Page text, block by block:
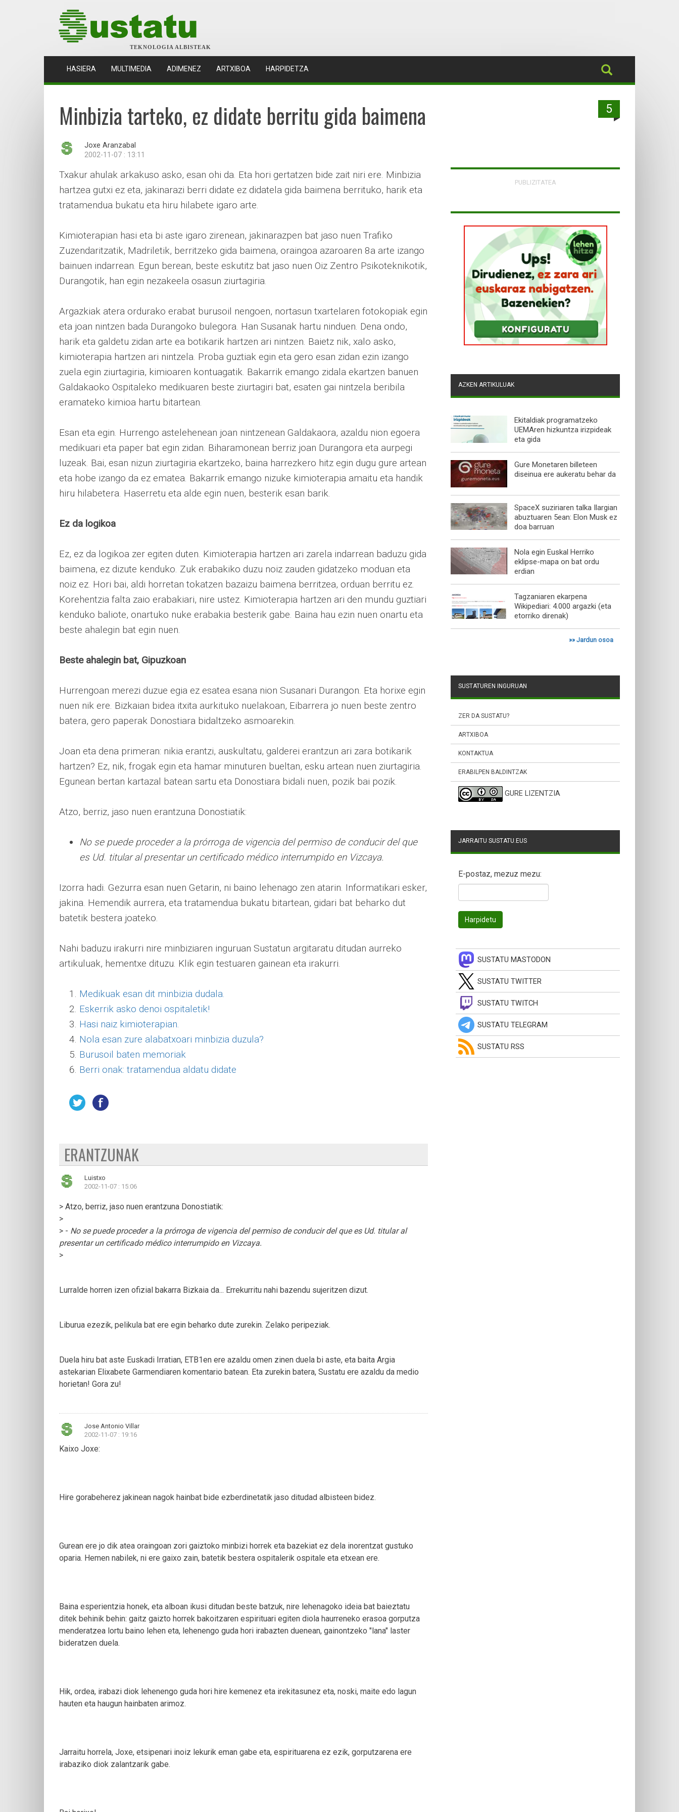
TEKNOLOGIA ALBISTEAK
HASIERA (CURRENT)
MULTIMEDIA ADIMENEZ ARTXIBOA HARPIDETZA
5
Minbizia tarteko, ez didate berritu gida baimena
Joxe Aranzabal
2002-11-07 : 13:11
Txakur ahulak arkakuso asko, esan ohi da. Eta hori gertatzen bide zait niri ere. Minbizia
hartzea gutxi ez eta, jakinarazi berri didate ez didatela gida baimena berrituko, harik eta
tratamendua bukatu eta hiru hilabete igaro arte.
Kimioterapian hasi eta bi aste igaro zirenean, jakinarazpen bat jaso nuen Trafiko
Zuzendaritzatik, Madriletik, berritzeko gida baimena, oraingoa azaroaren 8a arte izango
bainuen indarrean. Egun berean, beste eskutitz bat jaso nuen Oiz Zentro Psikoteknikotik,
Durangotik, han egin nezakeela osasun ziurtagiria.
Argazkiak atera ordurako erabat burusoil nengoen, nortasun txartelaren fotokopiak egin
eta joan nintzen bada Durangoko bulegora. Han Susanak hartu ninduen. Dena ondo,
harik eta galdetu zidan arte ea botikarik hartzen ari nintzen. Baietz nik, xalo asko,
kimioterapia hartzen ari nintzela. Proba guztiak egin eta gero esan zidan ezin izango
zuela egin ziurtagiria, kimioaren kontuagatik. Bakarrik emango zidala ekartzen banuen
Galdakaoko Ospitaleko medikuaren beste ziurtagiri bat, esaten gai nintzela beribila
eramateko kimioa hartu bitartean.
Esan eta egin. Hurrengo astelehenean joan nintzenean Galdakaora, azaldu nion egoera
medikuari eta paper bat egin zidan. Biharamonean berriz joan Durangora eta aurpegi
luzeak. Bai, esan nizun ziurtagiria ekartzeko, baina harrezkero hitz egin dugu gure artean
eta hobe izango da ez ematea. Bakarrik emango nizuke kimioterapia amaitu eta handik
hiru hilabetera. Haserretu eta alde egin nuen, besterik esan barik.
Ez da logikoa
Ez, ez da logikoa zer egiten duten. Kimioterapia hartzen ari zarela indarrean baduzu gida
baimena, ez dizute kenduko. Zuk erabakiko duzu noiz zauden gidatzeko moduan eta
noiz ez. Hori bai, aldi horretan tokatzen bazaizu baimena berritzea, orduan berritu ez.
Korehentzia falta zaio erabakiari, nire ustez. Kimioterapia hartzen ari den mundu guztiari
kenduko baliote, onartuko nuke erabakia besterik gabe. Baina hau ezin nuen onartu eta
beste ahalegin bat egin nuen.
Beste ahalegin bat, Gipuzkoan
Hurrengoan merezi duzue egia ez esatea esana nion Susanari Durangon. Eta horixe egin
nuen nik ere. Bizkaian bidea itxita aurkituko nuelakoan, Eibarrera jo nuen beste zentro
batera, gero paperak Donostiara bidaltzeko asmoarekin.
Joan eta dena primeran: nikia erantzi, auskultatu, galderei erantzun ari zara botikarik
hartzen? Ez, nik, frogak egin eta hamar minuturen bueltan, esku artean nuen ziurtagiria.
Egunean bertan kartazal batean sartu eta Donostiara bidali nuen, pozik bai pozik.
Atzo, berriz, jaso nuen erantzuna Donostiatik:
No se puede proceder a la prórroga de vigencia del permiso de conducir del que
es Ud. titular al presentar un certificado médico interrumpido en Vizcaya.
Izorra hadi. Gezurra esan nuen Getarin, ni baino lehenago zen atarin. Informatikari esker,
jakina. Hemendik aurrera, eta tratamendua bukatu bitartean, gidari bat beharko dut
batetik bestera joateko.
Nahi baduzu irakurri nire minbiziaren inguruan Sustatun argitaratu ditudan aurreko
artikuluak, hementxe dituzu. Klik egin testuaren gainean eta irakurri.
Medikuak esan dit minbizia dudala.
Eskerrik asko denoi ospitaletik!
Hasi naiz kimioterapian.
Nola esan zure alabatxoari minbizia duzula?
Burusoil baten memoriak
Berri onak: tratamendua aldatu didate
ERANTZUNAK
Luistxo
2002-11-07 : 15:06
> Atzo, berriz, jaso nuen erantzuna Donostiatik:
>
> - No se puede proceder a la prórroga de vigencia del permiso de conducir del que es Ud. titular al
presentar un certificado médico interrumpido en Vizcaya.
>
Lurralde horren izen ofizial bakarra Bizkaia da... Errekurritu nahi bazendu sujeritzen dizut.
Liburua ezezik, pelikula bat ere egin beharko dute zurekin. Zelako peripeziak.
Duela hiru bat aste Euskadi Irratian, ETB1en ere azaldu omen zinen duela bi aste, eta baita Argia
astekarian Elixabete Garmendiaren komentario batean. Eta zurekin batera, Sustatu ere azaldu da medio
horietan! Gora zu!
Jose Antonio Villar
2002-11-07 : 19:16
Kaixo Joxe:
Hire gorabeherez jakinean nagok hainbat bide ezberdinetatik jaso ditudad albisteen bidez.
Gurean ere jo dik atea oraingoan zori gaiztoko minbizi horrek eta bazekiat ez dela inorentzat gustuko
oparia. Hemen nabilek, ni ere gaixo zain, batetik bestera ospitalerik ospitale eta etxean ere.
Baina esperientzia honek, eta alboan ikusi ditudan beste batzuk, nire lehenagoko ideia bat baieztatu
ditek behinik behin: gaitz gaizto horrek bakoitzaren espirituari egiten diola haurreneko erasoa gorputza
menderatzea lortu baino lehen eta, lehenengo guda hori irabazten duenean, gainontzeko "lana" laster
bideratzen duela.
Hik, ordea, irabazi diok lehenengo guda hori hire kemenez eta irekitasunez eta, noski, maite edo lagun
hauten eta haugun hainbaten arimoz.
Jarraitu horrela, Joxe, etsipenari inoiz lekurik eman gabe eta, espirituarena ez ezik, gorputzarena ere
irabaziko diok zalantzarik gabe.
PUBLIZITATEA
AZKEN ARTIKULUAK
Ekitaldiak programatzeko
UEMAren hizkuntza irizpideak
eta gida
Gure Monetaren billeteen
diseinua ere aukeratu behar da
SpaceX suziriaren talka Ilargian
abuztuaren 5ean: Elon Musk ez
doa barruan
Nola egin Euskal Herriko
eklipse-mapa on bat ordu
erdian
Tagzaniaren ekarpena
Wikipediari: 4.000 argazki (eta
etorriko direnak)
»»Jardun osoa
SUSTATUREN INGURUAN
ZER DA SUSTATU?
ARTXIBOA
KONTAKTUA
ERABILPEN BALDINTZAK
GURE LIZENTZIA
JARRAITU SUSTATU.EUS
E-postaz, mezuz mezu:
SUSTATU MASTODON
SUSTATU TWITTER
SUSTATU TWITCH
SUSTATU TELEGRAM
SUSTATU RSS